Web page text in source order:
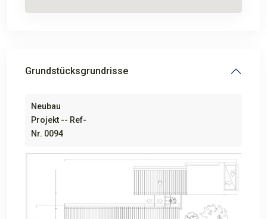
Grundstücksgrundrisse
Neubau
Projekt -- Ref-
Nr. 0094